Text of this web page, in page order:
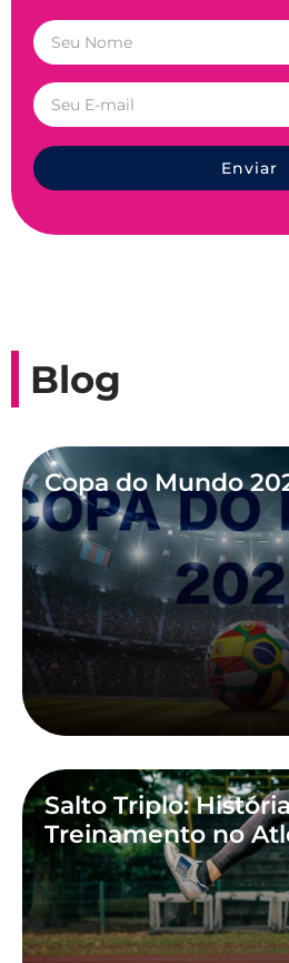
Enviar
Blog
Copa do Mundo
Salto Triplo:
Treinamento no